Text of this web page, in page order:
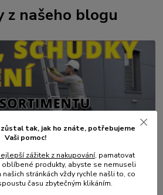
z našeho blogu
dovozcem hliníkových žebřů a
tak, jak ho znáte, potřebujeme
Vaši pomoc!
zážitek z nakupování, pamatovat
oblíbené produkty, abyste se nemuseli
stránkách vždy rychle našli to, co
času zbytečným klikáním.